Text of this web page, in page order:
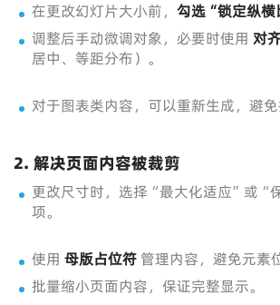
在更改幻灯片大小前， 勾选“锁定纵横
调整后手动微调对象，必要时使用 对
居中、等距分布）。
对于图表类内容，可以重新生成，避免
2. 解决页面内容被裁剪
更改尺寸时，选择“最大化适应”或“
项。
使用 母版占位符 管理内容，避免元素
批量缩小页面内容，保证完整显示。